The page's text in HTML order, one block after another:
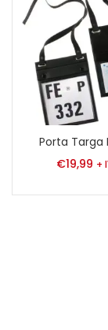
Porta Targa
€19,99 +
Remember